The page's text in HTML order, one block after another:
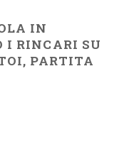
IN
I RINCARI SU
PARTITA